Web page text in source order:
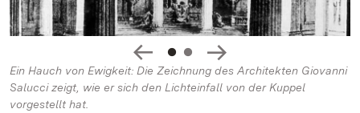
Ein Hauch von Ewigkeit: Die Zeichnung des Architekten Giovanni
Salucci zeigt, wie er sich den Lichteinfall von der Kuppel
vorgestellt hat.